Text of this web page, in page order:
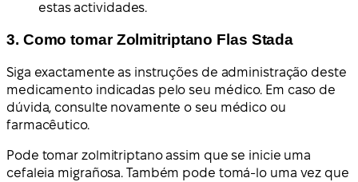
estas actividades.
3. Como tomar Zolmitriptano Flas Stada
Siga exactamente as instruções de administração deste
medicamento indicadas pelo seu médico. Em caso de
dúvida, consulte novamente o seu médico ou
farmacêutico.
Pode tomar zolmitriptano assim que se inicie uma
cefaleia migrañosa. Também pode tomá-lo uma vez que